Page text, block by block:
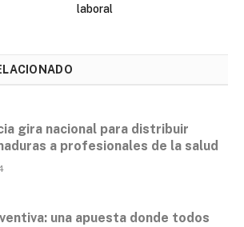
laboral
gira nacional para distribuir
a profesionales de la salud
una apuesta donde todos